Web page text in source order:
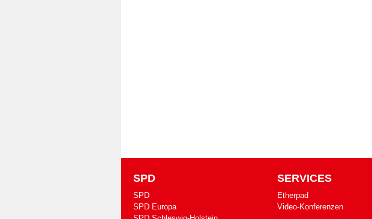
SPD
SPD
SPD Europa
SERVICES
Etherpad
Video-Konferenzen